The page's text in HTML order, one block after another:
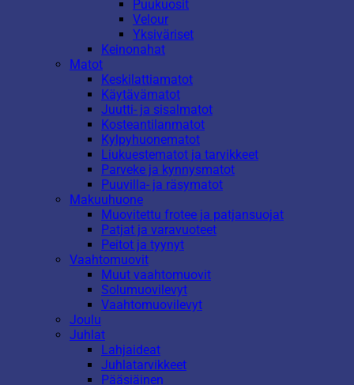
Puukuosit
Velour
Yksiväriset
Keinonahat
Matot
Keskilattiamatot
Käytävämatot
Juutti- ja sisalmatot
Kosteantilanmatot
Kylpyhuonematot
Liukuestematot ja tarvikkeet
Parveke ja kynnysmatot
Puuvilla- ja räsymatot
Makuuhuone
Muovitettu frotee ja patjansuojat
Patjat ja varavuoteet
Peitot ja tyynyt
Vaahtomuovit
Muut vaahtomuovit
Solumuovilevyt
Vaahtomuovilevyt
Joulu
Juhlat
Lahjaideat
Juhlatarvikkeet
Pääsiäinen